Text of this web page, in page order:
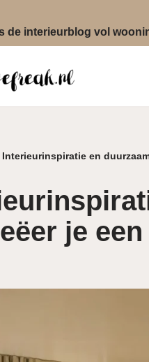
de interieurblog vol
Interieurinspiratie en
je